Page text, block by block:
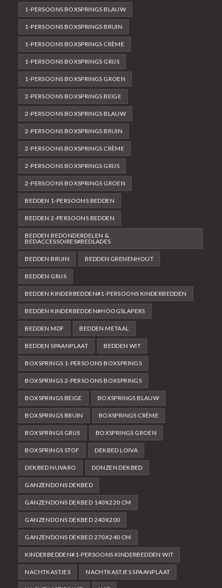
1-PERSOONS BOXSPRINGS BLAUW
1-PERSOONS BOXSPRINGS BRUIN
1-PERSOONS BOXSPRINGS CRÈME
1-PERSOONS BOXSPRINGS GRIJS
1-PERSOONS BOXSPRINGS GROEN
2-PERSOONS BOXSPRINGS BEIGE
2-PERSOONS BOXSPRINGS BLAUW
2-PERSOONS BOXSPRINGS BRUIN
2-PERSOONS BOXSPRINGS CRÈME
2-PERSOONS BOXSPRINGS GRIJS
2-PERSOONS BOXSPRINGS GROEN
BEDDEN 1-PERSOONS BEDDEN
BEDDEN 2-PERSOONS BEDDEN
BEDDEN BEDONDERDELEN &
BEDACCESSOIRES#BEDLADES
BEDDEN BRUIN BEDDEN GRENENHOUT
BEDDEN GRIJS
BEDDEN KINDERBEDDEN#1-PERSOONS KINDERBEDDEN
BEDDEN KINDERBEDDEN#HOOGSLAPERS
BEDDEN MDF BEDDEN METAAL
BEDDEN SPAANPLAAT BEDDEN WIT
BOXSPRINGS 1-PERSOONS BOXSPRINGS
BOXSPRINGS 2-PERSOONS BOXSPRINGS
BOXSPRINGS BEIGE BOXSPRINGS BLAUW
BOXSPRINGS BRUIN BOXSPRINGS CRÈME
BOXSPRINGS GRIJS BOXSPRINGS GROEN
BOXSPRINGS STOF DEKBED LOIVA
DEKBED NUVARO DONZEN DEKBED
GANZENDONS DEKBED
GANZENDONS DEKBED 140X220 CM
GANZENDONS DEKBED 240X200
GANZENDONS DEKBED 270X240 CM
KINDERBEDDEN#1-PERSOONS KINDERBEDDEN WIT
NACHTKASTJES NACHTKASTJES SPAANPLAAT